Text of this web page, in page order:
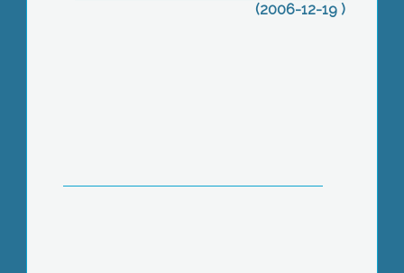
(2006-12-19 )